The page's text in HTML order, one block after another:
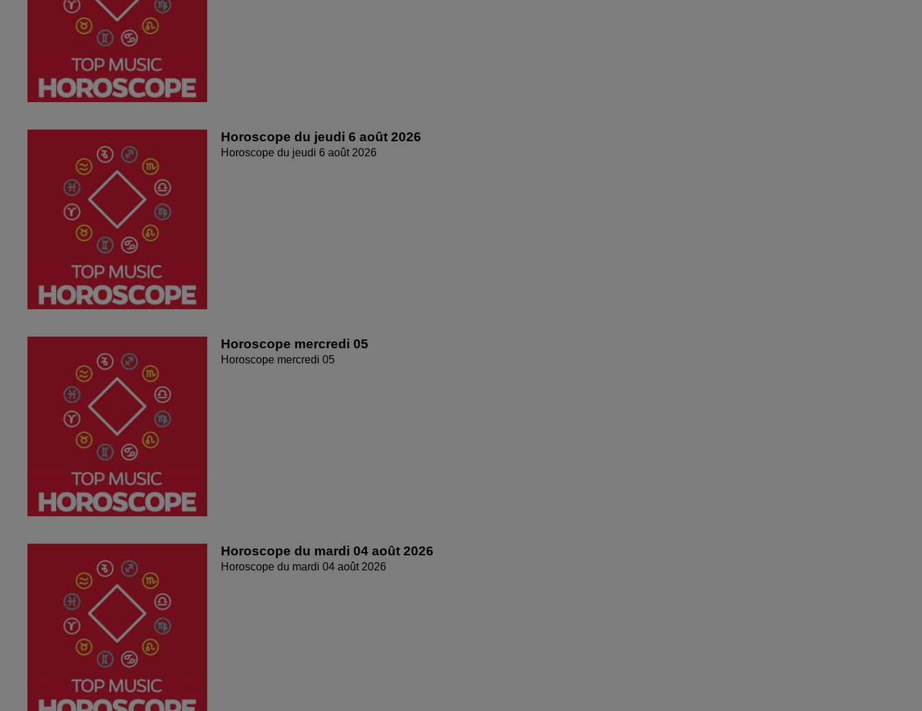
Horoscope du jeudi 6 août 2026
Horoscope du jeudi 6 août 2026
Horoscope mercredi 05
Horoscope mercredi 05
Horoscope du mardi 04 août 2026
Horoscope du mardi 04 août 2026